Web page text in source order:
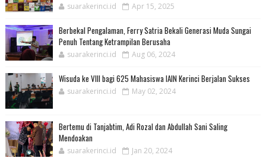
suarakerinci.id Apr 15, 2025
Berbekal Pengalaman, Ferry Satria Bekali Generasi Muda Sungai
Penuh Tentang Ketrampilan Berusaha
suarakerinci.id Aug 06, 2024
Wisuda ke VIII bagi 625 Mahasiswa IAIN Kerinci Berjalan Sukses
suarakerinci.id May 02, 2024
Bertemu di Tanjabtim, Adi Rozal dan Abdullah Sani Saling
Mendoakan
suarakerinci.id Jan 20, 2024